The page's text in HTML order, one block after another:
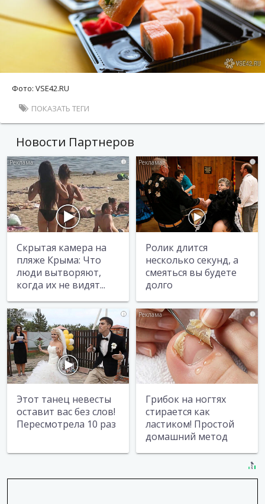
Фото: VSE42.RU
ПОКАЗАТЬ ТЕГИ
Новости Партнеров
i
Скрытая камера на
пляже Крыма: Что
люди вытворяют,
когда их не видят...
i
Ролик длится
несколько секунд, а
смеяться вы будете
долго
i
Этот танец невесты
оставит вас без слов!
Пересмотрела 10 раз
i
Грибок на ногтях
стирается как
ластиком! Простой
домашний метод